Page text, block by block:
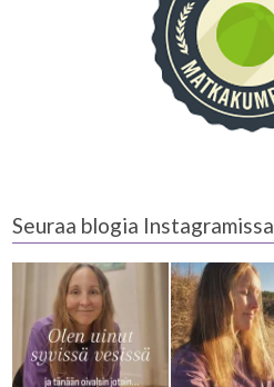
Seuraa blogia Instagramissa